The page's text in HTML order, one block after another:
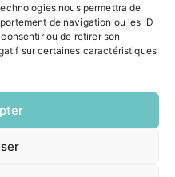
nous permettra de
de navigation ou les ID
ou de retirer son
sur certaines caractéristiques